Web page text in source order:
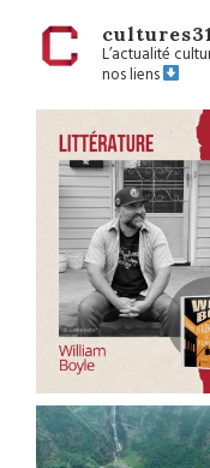
cultures31
L’actualité
nos liens